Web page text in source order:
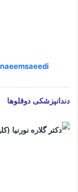
دندانپزشکی دوقلوها